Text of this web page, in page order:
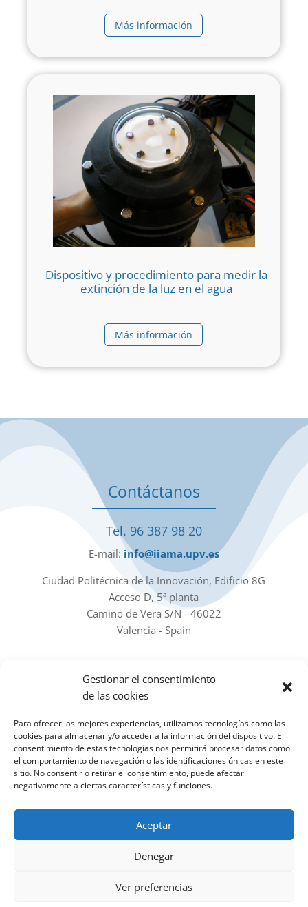
Gestionar el consentimiento
de las cookies
Para ofrecer las mejores experiencias, utilizamos tecnologías como las
cookies para almacenar y/o acceder a la información del dispositivo. El
consentimiento de estas tecnologías nos permitirá procesar datos como
el comportamiento de navegación o las identificaciones únicas en este
sitio. No consentir o retirar el consentimiento, puede afectar
negativamente a ciertas características y funciones.
Aceptar
Denegar
Ver preferencias
Más información
Dispositivo y procedimiento para medir la
extinción de la luz en el agua
Más información
Contáctanos
Tel. 96 387 98 20
E-mail: info@iiama.upv.es
Ciudad Politécnica de la Innovación, Edificio 8G
Acceso D, 5ª planta
Camino de Vera S/N - 46022
Valencia - Spain
Boletín de noticias
Date de alta en el Newsletter para recibir todas las
novedades del IIAMA en tu mail
Subscríbete al boletín!